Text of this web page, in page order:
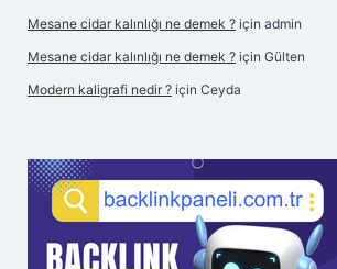
Mesane cidar kalınlığı ne demek ? için admin
Mesane cidar kalınlığı ne demek ? için Gülten
Modern kaligrafi nedir ? için Ceyda